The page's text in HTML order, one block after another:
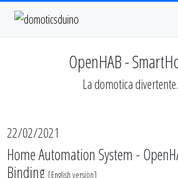
OpenHAB -
La domotica
22/02/2021
Home Automation System -
Binding [English version]